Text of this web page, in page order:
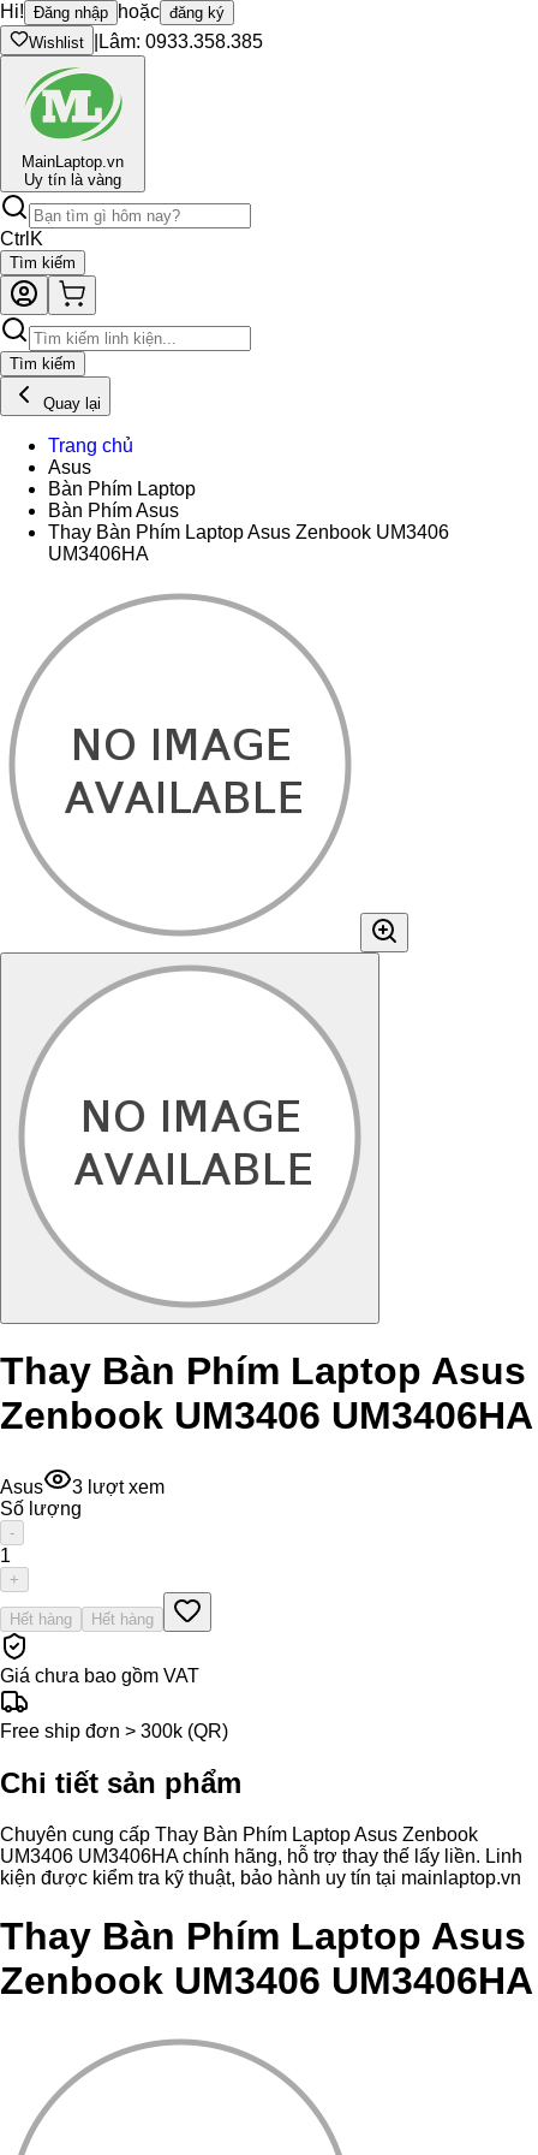
Hi! Đăng nhập hoặc đăng ký
Wishlist
Lâm: 0933.358.385
MainLaptop.vn
Uy tín là vàng
Ctrl K
Tìm kiếm
Tìm kiếm
Quay lại
Trang chủ
Asus
Bàn Phím Laptop
Bàn Phím Asus
Thay Bàn Phím Laptop Asus Zenbook UM3406
UM3406HA
Thay Bàn Phím Laptop Asus
Zenbook UM3406 UM3406HA
Asus 3 lượt xem
Số lượng
-
1
+
Hết hàng Hết hàng
Giá chưa bao gồm VAT
Free ship đơn > 300k (QR)
Chi tiết sản phẩm
Chuyên cung cấp Thay Bàn Phím Laptop Asus Zenbook
UM3406 UM3406HA chính hãng, hỗ trợ thay thế lấy liền. Linh
kiện được kiểm tra kỹ thuật, bảo hành uy tín tại mainlaptop.vn
Thay Bàn Phím Laptop Asus
Zenbook UM3406 UM3406HA